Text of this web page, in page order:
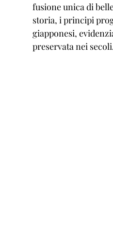
fusione unica di
storia, i principi
giapponesi,
preservata nei